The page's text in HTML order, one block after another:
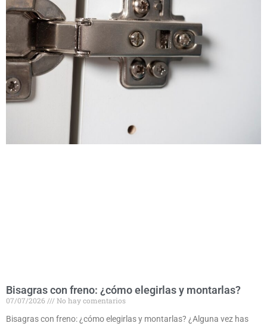
Bisagras con freno: ¿cómo elegirlas y montarlas?
07/07/2026
No hay comentarios
Bisagras con freno: ¿cómo elegirlas y montarlas? ¿Alguna vez has